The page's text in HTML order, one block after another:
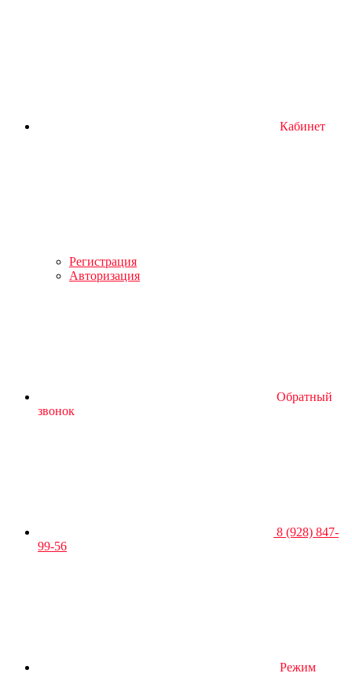
Кабинет
Регистрация
Авторизация
Обратный
звонок
8 (928) 847-
99-56
Режим